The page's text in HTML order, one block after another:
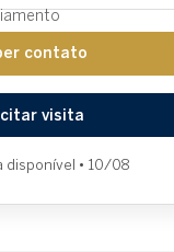
contato
visita
disponível • 10/08